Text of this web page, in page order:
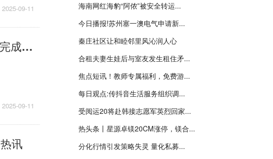
2025-09-11
大同～天津南1000千伏特高压提前架线段首基铁塔完成组立
2025-09-11
讯
海南网红海豹“阿侬”被安全转运...
今日播报!苏州塞一澳电气申请新...
秦庄社区让和睦邻里风沁润人心
合租夫妻生娃后与室友发生租住矛...
焦点短讯！教师专属福利，免费游...
每日观点:传抖音生活服务组织调...
受阅运20将赴韩接志愿军英烈回家...
热头条丨星源卓镁20CM涨停，镁合...
分化行情引发策略失灵 量化私募...